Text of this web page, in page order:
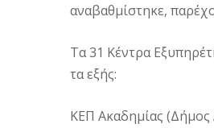
αναβαθμίστηκε,
Τα 31 Κέντρα
τα εξής:
ΚΕΠ Ακαδημίας (Δήμος